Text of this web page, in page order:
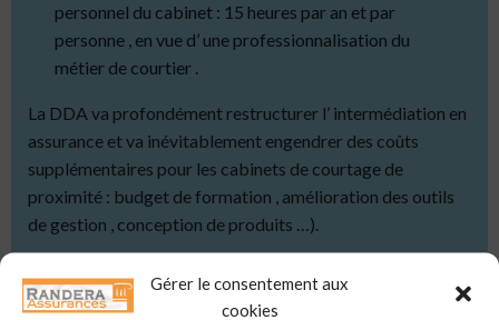
Gérer le consentement aux
cookies
personnel du cabinet : 15 heures par an et par
personne , en vue d’ une professionnalisation du
métier de courtier .
La DDA va profondément restructurer l’ intermédiation en
assurance et va inévitablement engendrer des coûts
supplémentaires pour les cabinets de courtage de
proximité : budget de formation , amélioration des outils
de gestion , conception de produits …).
Tags: No Tag